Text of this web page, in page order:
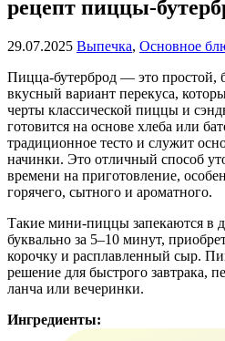
рецепт пиццы-
29.07.2025 Выпечка, Основное
Пицца-бутерброд — это простой,
вкусный вариант перекуса,
черты классической пиццы и
готовится на основе хлеба или
традиционное тесто и служит
начинки. Это отличный способ
времени на приготовление,
горячего, сытного и ароматного.
Такие мини-пиццы запекаются в
буквально за 5–10 минут,
корочку и расплавленный сыр.
решение для быстрого завтрака,
ланча или вечеринки.
Ингредиенты: